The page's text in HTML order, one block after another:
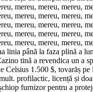
mereu, mereu, mereu,
mereu, mereu, mereu,
mereu, mereu, mereu,
mereu, mereu, mereu,
mereu, mereu, mereu,
linia până la faza plină a
tină a revendica un a
1.500 $, tovarăș
profilactic, licență și
furnizor pentru a